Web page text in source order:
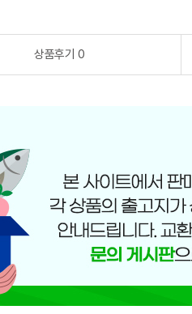
상품후기 0